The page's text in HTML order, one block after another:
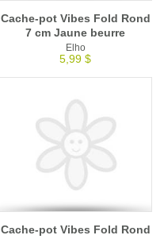
Cache-pot Vibes Fold Rond
7 cm Jaune beurre
Elho
5,99 $
Cache-pot Vibes Fold Rond